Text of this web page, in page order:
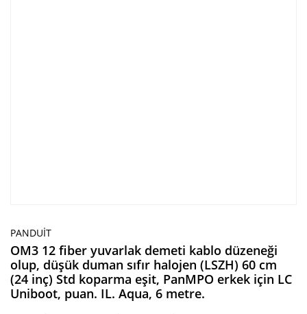
PANDUIT
OM3 12 fiber yuvarlak demeti kablo düzeneği
olup, düşük duman sıfır halojen (LSZH) 60 cm
(24 inç) Std koparma eşit, PanMPO erkek için LC
Uniboot, puan. IL. Aqua, 6 metre.